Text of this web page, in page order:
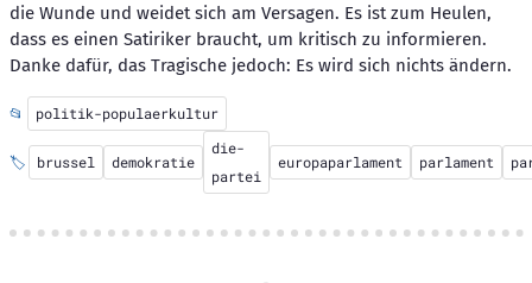
die Wunde und weidet sich am Versagen. Es ist zum Heulen,
dass es einen Satiriker braucht, um kritisch zu informieren.
Danke dafür, das Tragische jedoch: Es wird sich nichts ändern.
📂 politik-populaerkultur
🏷️ brussel demokratie
die-
partei
europaparlament parlament